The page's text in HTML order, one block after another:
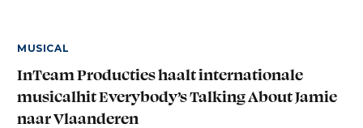
MUSICAL
InTeam Producties haalt internationale
musicalhit Everybody’s Talking About Jamie
naar Vlaanderen